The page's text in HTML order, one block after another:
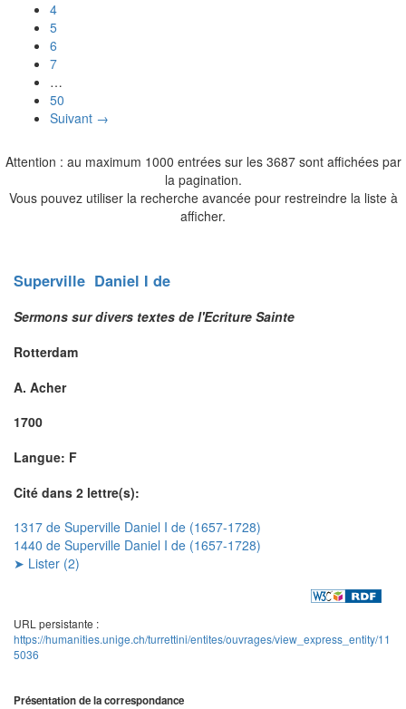
4
5
6
7
…
50
Suivant →
Attention : au maximum 1000 entrées sur les 3687 sont affichées par
la pagination.
Vous pouvez utiliser la recherche avancée pour restreindre la liste à
afficher.
Superville Daniel I de
Sermons sur divers textes de l'Ecriture Sainte
Rotterdam
A. Acher
1700
Langue: F
Cité dans 2 lettre(s):
1317 de Superville Daniel I de (1657-1728)
1440 de Superville Daniel I de (1657-1728)
➤ Lister (2)
URL persistante :
https://humanities.unige.ch/turrettini/entites/ouvrages/view_express_entity/11
5036
Présentation de la correspondance